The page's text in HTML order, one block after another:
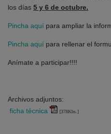
los días 5 y 6 de octubre.
Pincha aquí para ampliar la
Pincha aquí para rellenar el
Anímate a participar!!!!
Archivos adjuntos:
ficha técnica
[378Kbs.]